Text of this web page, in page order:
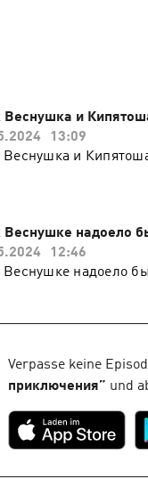
Веснушка и
13:09
Веснушка и
Веснушке надоело
12:46
Веснушке надоело
Verpasse keine
приключения” und